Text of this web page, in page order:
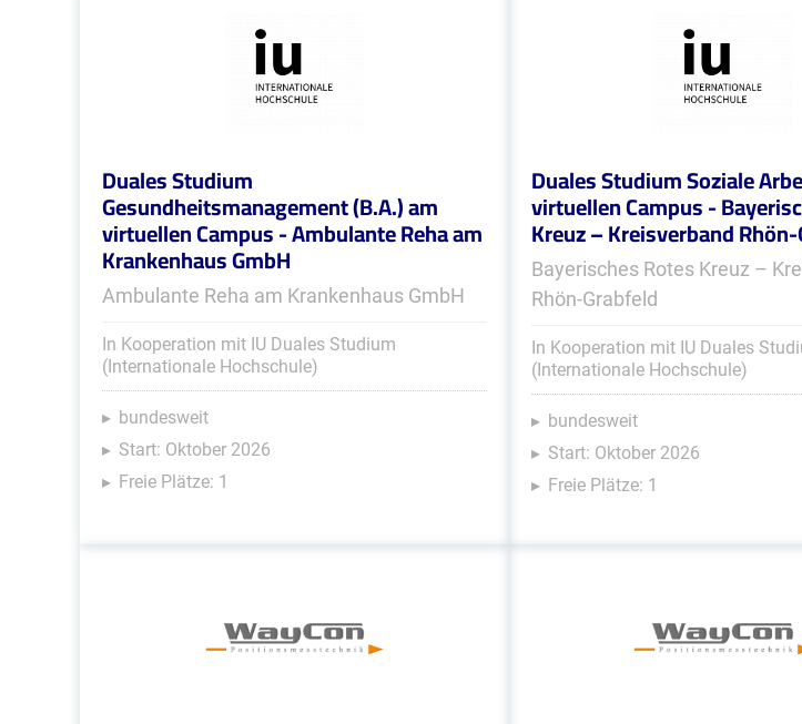
Duales Studium
Gesundheitsmanagement (B.A.) am
virtuellen Campus - Ambulante Reha am
Krankenhaus GmbH
Ambulante Reha am Krankenhaus GmbH
In Kooperation mit IU Duales Studium
(Internationale Hochschule)
bundesweit
Start: Oktober 2026
Freie Plätze: 1
Duales Studium Soziale
virtuellen Campus -
Kreuz – Kreisverband
Bayerisches Rotes Kreuz –
Rhön-Grabfeld
In Kooperation mit IU Duales
(Internationale Hochschule)
bundesweit
Start: Oktober 2026
Freie Plätze: 1